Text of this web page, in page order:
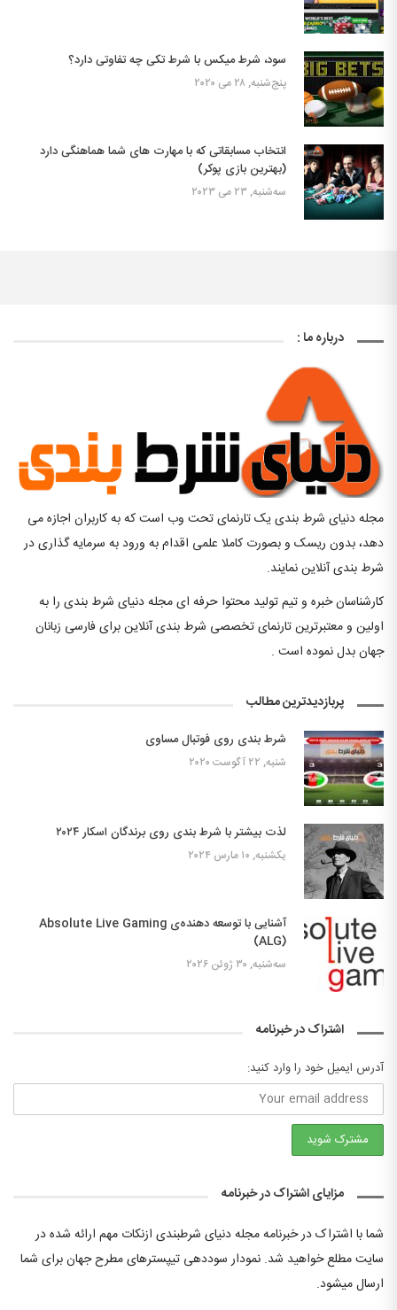
سود، شرط میکس با شرط تکی چه تفاوتی دارد؟
پنج‌شنبه, ۲۸ می ۲۰۲۰
انتخاب مسابقاتی که با مهارت های شما هماهنگی دارد
(بهترین بازی پوکر)
سه‌شنبه, ۲۳ می ۲۰۲۳
درباره ما :
مجله دنیای شرط بندی یک تارنمای تحت وب است که به کاربران اجازه می
دهد، بدون ریسک و بصورت کاملا علمی اقدام به ورود به سرمایه گذاری در
شرط بندی آنلاین نمایند.
کارشناسان خبره و تیم تولید محتوا حرفه ای مجله دنیای شرط بندی را به
اولین و معتبرترین تارنمای تخصصی شرط بندی آنلاین برای فارسی زبانان
جهان بدل نموده است .
پربازدیدترین مطالب
شرط بندی روی فوتبال مساوی
شنبه, ۲۲ آگوست ۲۰۲۰
لذت بیشتر با شرط بندی روی برندگان اسکار ۲۰۲۴
یکشنبه, ۱۰ مارس ۲۰۲۴
آشنایی با توسعه دهنده‌ی Absolute Live Gaming
(ALG)
سه‌شنبه, ۳۰ ژوئن ۲۰۲۶
اشتراک در خبرنامه
آدرس ایمیل خود را وارد کنید:
مزایای اشتراک در خبرنامه
شما با اشتراک در خبرنامه مجله دنیای شرطبندی ازنکات مهم ارائه شده در
سایت مطلع خواهید شد. نمودار سوددهی تیپسترهای مطرح جهان برای شما
ارسال میشود.